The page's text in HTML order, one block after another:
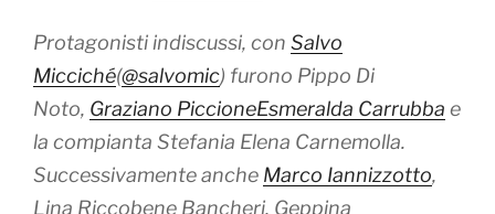
Protagonisti indiscussi, con Salvo
Micciché(@salvomic) furono Pippo Di
Noto, Graziano PiccioneEsmeralda Carrubba e
la compianta Stefania Elena Carnemolla.
Successivamente anche Marco Iannizzotto,
Lina Riccobene Bancheri, Geppina